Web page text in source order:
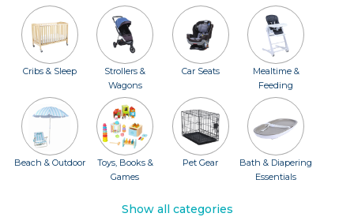
Cribs & Sleep
Strollers &
Wagons
Car Seats
Mealtime &
Feeding
Beach & Outdoor
Toys, Books &
Games
Pet Gear
Bath & Diapering
Essentials
Show all categories